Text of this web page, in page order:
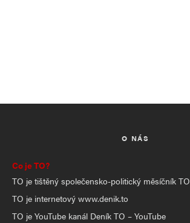
O NÁS
Co je TO?
TO je tištěný společensko-politický měsíčník TO
TO je internetový www.denik.to
TO je YouTube kanál Deník TO – YouTube